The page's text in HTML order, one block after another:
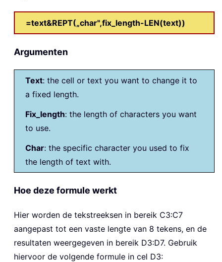
=text&REPT(„char",fix_length-LEN(text))
Argumenten
Text: the cell or text you want to change it to
a fixed length.
Fix_length: the length of characters you want
to use.
Char: the specific character you used to fix
the length of text with.
Hoe deze formule werkt
Hier worden de tekstreeksen in bereik C3:C7
aangepast tot een vaste lengte van 8 tekens, en de
resultaten weergegeven in bereik D3:D7. Gebruik
hiervoor de volgende formule in cel D3: